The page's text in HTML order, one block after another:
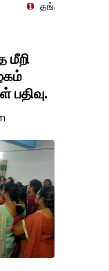
வெள்ளி விலை
மீறி
பதிவு.